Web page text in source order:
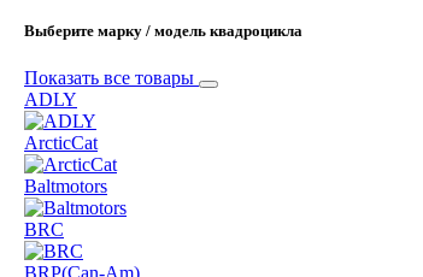
Выберите марку / модель квадроцикла
Показать все товары
ADLY
ArcticCat
Baltmotors
BRC